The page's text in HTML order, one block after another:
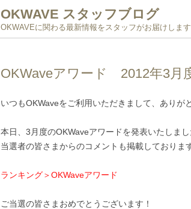
OKWAVE スタッフブログ
OKWAVEに関わる最新情報をスタッフがお届けします
OKWaveアワード 2012年3月
いつもOKWaveをご利用いただきまして、ありが
本日、3月度のOKWaveアワードを発表いたしまし
当選者の皆さまからのコメントも掲載しておりま
ランキング＞OKWaveアワード
ご当選の皆さまおめでとうございます！